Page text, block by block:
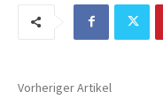
Vorheriger Artikel